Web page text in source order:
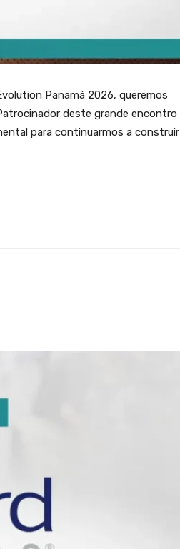
Panamá 2026, queremos
deste grande encontro
para continuarmos a construir